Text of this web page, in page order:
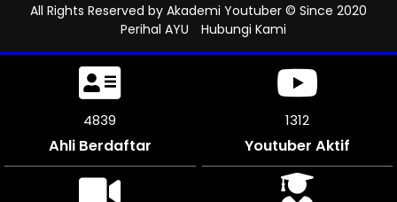
All Rights Reserved by Akademi Youtuber © Since 2020
Perihal AYU
Hubungi Kami
5217
Ahli Berdaftar
1312
Youtuber Aktif